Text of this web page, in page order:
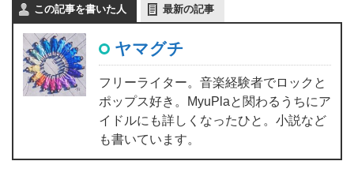
この記事を書いた人 最新の記事
ヤマグチ
フリーライター。音楽経験者でロックと
ポップス好き。MyuPlaと関わるうちにア
イドルにも詳しくなったひと。小説など
も書いています。